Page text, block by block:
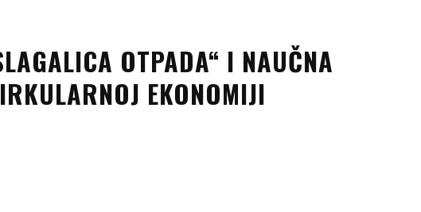
OTPADA“ I NAUČNA
EKONOMIJI